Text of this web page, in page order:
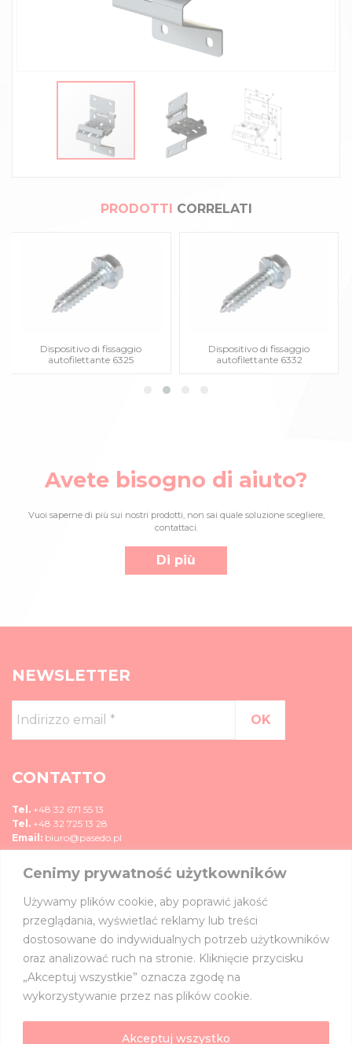
Cenimy prywatność użytkowników
Używamy plików cookie, aby poprawić jakość
przeglądania, wyświetlać reklamy lub treści
dostosowane do indywidualnych potrzeb użytkowników
oraz analizować ruch na stronie. Kliknięcie przycisku
„Akceptuj wszystkie” oznacza zgodę na
wykorzystywanie przez nas plików cookie.
Akceptuj wszystko
PRODOTTI CORRELATI
Dispositivo di fissaggio
autofilettante 6325
Dispositivo di fissaggio
autofilettante 6332
Avete bisogno di aiuto?
Vuoi saperne di più sui nostri prodotti, non sai quale soluzione scegliere,
contattaci.
Di più
NEWSLETTER
email
*
CONTATTO
Tel. +48 32 671 55 13
Tel. +48 32 725 13 28
Email: biuro@pasedo.pl
ul. Przemysłowa 11
MEDIA
UNISCITI A NOI SU: